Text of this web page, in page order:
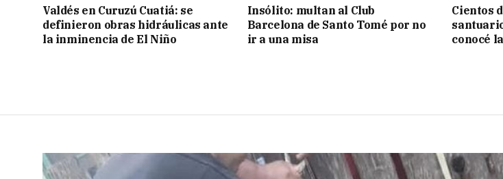
Valdés en Curuzú Cuatiá: se
definieron obras hidráulicas ante
la inminencia de El Niño
Insólito: multan al Club
Barcelona de Santo Tomé por no
ir a una misa
Cientos
conocé